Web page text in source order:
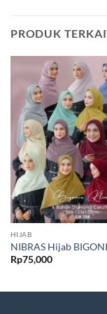
PRODUK
HIJAB
NIBRAS Hijab
Rp75,000